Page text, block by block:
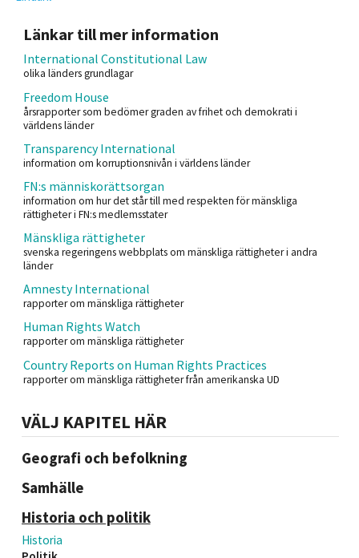
Länkar till mer information
International Constitutional Law
olika länders grundlagar
Freedom House
årsrapporter som bedömer graden av frihet och demokrati i
världens länder
Transparency International
information om korruptionsnivån i världens länder
FN:s människorättsorgan
information om hur det står till med respekten för mänskliga
rättigheter i FN:s medlemsstater
Mänskliga rättigheter
svenska regeringens webbplats om mänskliga rättigheter i andra
länder
Amnesty International
rapporter om mänskliga rättigheter
Human Rights Watch
rapporter om mänskliga rättigheter
Country Reports on Human Rights Practices
rapporter om mänskliga rättigheter från amerikanska UD
VÄLJ KAPITEL HÄR
Geografi och befolkning
Samhälle
Historia och politik
Historia